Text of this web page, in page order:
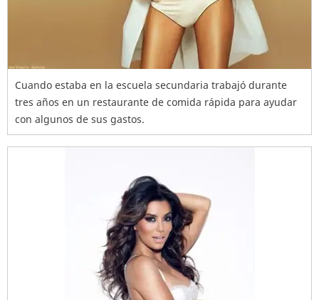
Cuando estaba en la escuela secundaria trabajó durante
tres años en un restaurante de comida rápida para ayudar
con algunos de sus gastos.